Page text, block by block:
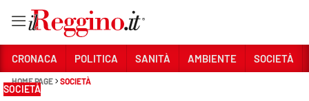
Sezioni
CRONACA POLITICA SANITÀ AMBIENTE SOCIETÀ
HOME PAGE SOCIETÀ
SOCIETÀ